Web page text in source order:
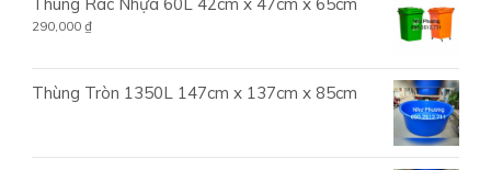
290,000 ₫
Thùng Tròn 1350L 147cm x 137cm x 85cm